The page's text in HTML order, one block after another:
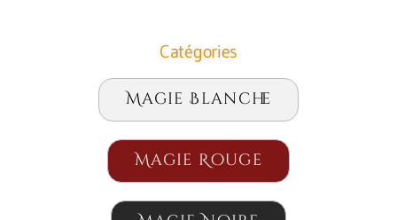
Catégories
Magie Blanche
Magie Rouge